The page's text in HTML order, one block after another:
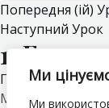
Ми
Ми
Попередня (ій)
Наступний Урок
1.
Географія.
Матеріали курсу